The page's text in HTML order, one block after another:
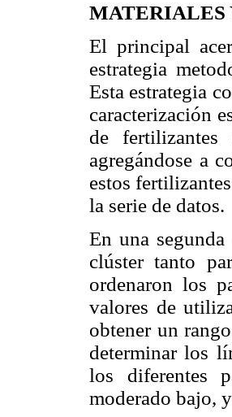
MATERIALES
El principal
estrategia
Esta estrategia
caracterización
de
agregándose a
estos
la serie de datos.
En una
clúster tanto
ordenaron los
valores de
obtener un
determinar los
los diferentes
moderado bajo,